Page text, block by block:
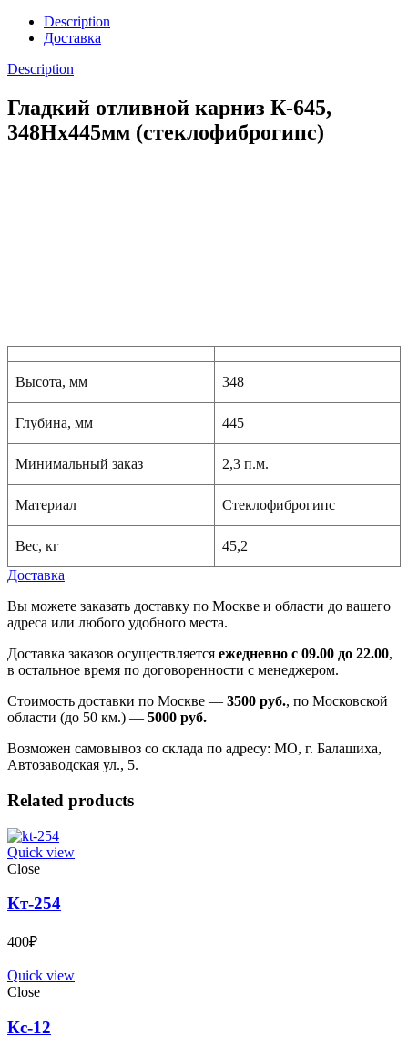
Description
Доставка
Description
Гладкий отливной карниз К-645,
348Нх445мм (стеклофиброгипс)
Высота, мм 348
Глубина, мм 445
Минимальный заказ 2,3 п.м.
Материал Стеклофиброгипс
Вес, кг
45,2
Доставка
Вы можете заказать доставку по Москве и области до вашего
адреса или любого удобного места.
Доставка заказов осуществляется ежедневно с 09.00 до 22.00,
в остальное время по договоренности с менеджером.
Стоимость доставки по Москве — 3500 руб., по Московской
области (до 50 км.) — 5000 руб.
Возможен самовывоз со склада по адресу: МО, г. Балашиха,
Автозаводская ул., 5.
Related products
Quick view
Close
Кт-254
400₽
Quick view
Close
Кс-12